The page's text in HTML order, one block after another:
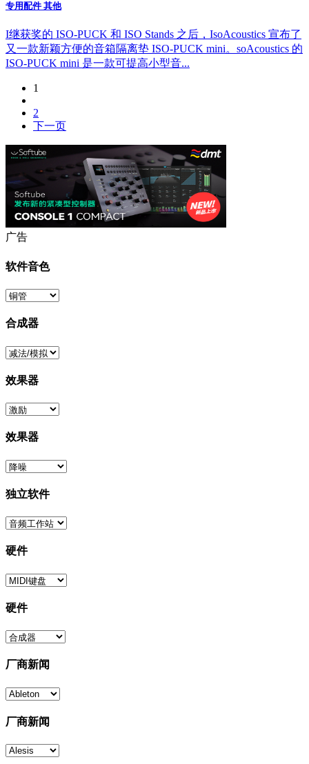
专用配件 其他
I继获奖的 ISO-PUCK 和 ISO Stands 之后，IsoAcoustics 宣布了
又一款新颖方便的音箱隔离垫 ISO-PUCK mini。soAcoustics 的
ISO-PUCK mini 是一款可提高小型音...
1
2
下一页
广告
软件音色
合成器
效果器
效果器
独立软件
硬件
硬件
厂商新闻
厂商新闻